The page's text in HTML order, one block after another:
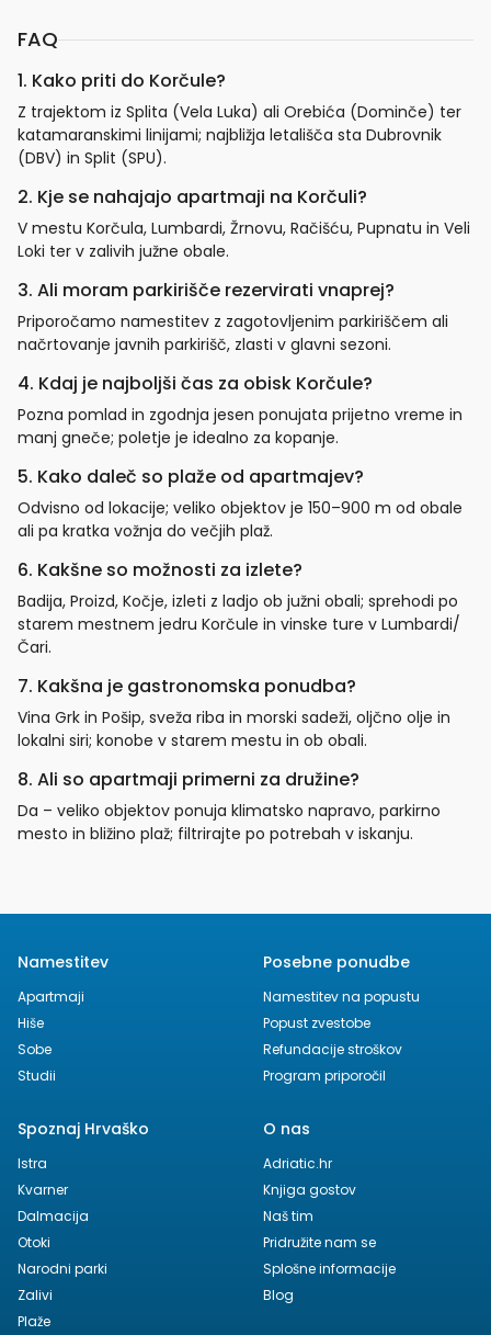
FAQ
1. Kako priti do Korčule?
Z trajektom iz Splita (Vela Luka) ali Orebića (Dominče) ter
katamaranskimi linijami; najbližja letališča sta Dubrovnik
(DBV) in Split (SPU).
2. Kje se nahajajo apartmaji na Korčuli?
V mestu Korčula, Lumbardi, Žrnovu, Račišću, Pupnatu in Veli
Loki ter v zalivih južne obale.
3. Ali moram parkirišče rezervirati vnaprej?
Priporočamo namestitev z zagotovljenim parkiriščem ali
načrtovanje javnih parkirišč, zlasti v glavni sezoni.
4. Kdaj je najboljši čas za obisk Korčule?
Pozna pomlad in zgodnja jesen ponujata prijetno vreme in
manj gneče; poletje je idealno za kopanje.
5. Kako daleč so plaže od apartmajev?
Odvisno od lokacije; veliko objektov je 150–900 m od obale
ali pa kratka vožnja do večjih plaž.
6. Kakšne so možnosti za izlete?
Badija, Proizd, Kočje, izleti z ladjo ob južni obali; sprehodi po
starem mestnem jedru Korčule in vinske ture v Lumbardi/
Čari.
7. Kakšna je gastronomska ponudba?
Vina Grk in Pošip, sveža riba in morski sadeži, oljčno olje in
lokalni siri; konobe v starem mestu in ob obali.
8. Ali so apartmaji primerni za družine?
Da – veliko objektov ponuja klimatsko napravo, parkirno
mesto in bližino plaž; filtrirajte po potrebah v iskanju.
Namestitev
Apartmaji
Hiše
Sobe
Studii
Posebne ponudbe
Namestitev na popustu
Popust zvestobe
Refundacije stroškov
Program priporočil
Spoznaj Hrvaško
Istra
Kvarner
Dalmacija
Otoki
Narodni parki
Zalivi
Plaže
O nas
Adriatic.hr
Knjiga gostov
Naš tim
Pridružite nam se
Splošne informacije
Blog